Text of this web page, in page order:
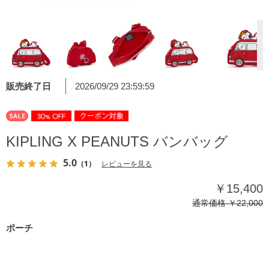
KIPLING X PEANUTS バンバッグ
5.0 （1） レビューを見る
ポーチ
￥15,400
通常価格￥22,000
販売終了日 2026/09/29 23:59:59